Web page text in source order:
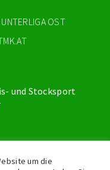
UNTERLIGA OST
und Stocksport
um die